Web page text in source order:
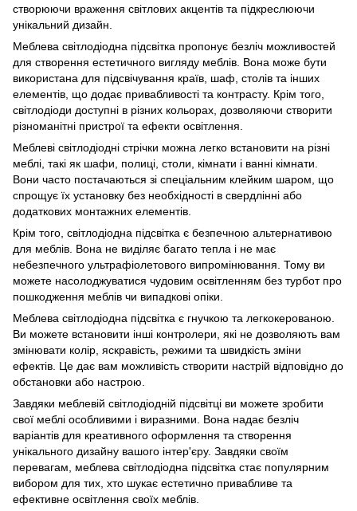
створюючи враження світлових акцентів та підкреслюючи
унікальний дизайн.
Меблева світлодіодна підсвітка пропонує безліч можливостей
для створення естетичного вигляду меблів. Вона може бути
використана для підсвічування країв, шаф, столів та інших
елементів, що додає привабливості та контрасту. Крім того,
світлодіоди доступні в різних кольорах, дозволяючи створити
різноманітні пристрої та ефекти освітлення.
Меблеві світлодіодні стрічки можна легко встановити на різні
меблі, такі як шафи, полиці, столи, кімнати і ванні кімнати.
Вони часто постачаються зі спеціальним клейким шаром, що
спрощує їх установку без необхідності в свердлінні або
додаткових монтажних елементів.
Крім того, світлодіодна підсвітка є безпечною альтернативою
для меблів. Вона не виділяє багато тепла і не має
небезпечного ультрафіолетового випромінювання. Тому ви
можете насолоджуватися чудовим освітленням без турбот про
пошкодження меблів чи випадкові опіки.
Меблева світлодіодна підсвітка є гнучкою та легкокерованою.
Ви можете встановити інші контролери, які не дозволяють вам
змінювати колір, яскравість, режими та швидкість зміни
ефектів. Це дає вам можливість створити настрій відповідно до
обстановки або настрою.
Завдяки меблевій світлодіодній підсвітці ви можете зробити
свої меблі особливими і виразними. Вона надає безліч
варіантів для креативного оформлення та створення
унікального дизайну вашого інтер'єру. Завдяки своїм
перевагам, меблева світлодіодна підсвітка стає популярним
вибором для тих, хто шукає естетично привабливе та
ефективне освітлення своїх меблів.